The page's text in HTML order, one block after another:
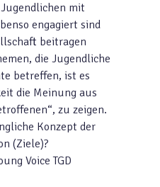
mit
engagiert sind
beitragen
die Jugendliche
betreffen, ist es
die Meinung aus
zu zeigen.
Konzept der
(Ziele)?
Voice TGD